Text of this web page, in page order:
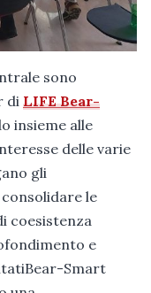
sono
di LIFE Bear-
insieme alle
delle varie
gli
le
coesistenza
e
Smart